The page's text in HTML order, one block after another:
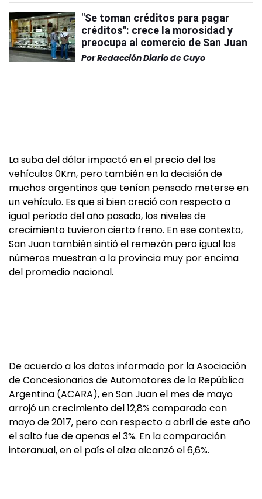
"Se toman créditos para pagar
créditos": crece la morosidad y
preocupa al comercio de San Juan
PorRedacción Diario de Cuyo
La suba del dólar impactó en el precio del los
vehículos 0Km, pero también en la decisión de
muchos argentinos que tenían pensado meterse en
un vehículo. Es que si bien creció con respecto a
igual periodo del año pasado, los niveles de
crecimiento tuvieron cierto freno. En ese contexto,
San Juan también sintió el remezón pero igual los
números muestran a la provincia muy por encima
del promedio nacional.
De acuerdo a los datos informado por la Asociación
de Concesionarios de Automotores de la República
Argentina (ACARA), en San Juan el mes de mayo
arrojó un crecimiento del 12,8% comparado con
mayo de 2017, pero con respecto a abril de este año
el salto fue de apenas el 3%. En la comparación
interanual, en el país el alza alcanzó el 6,6%.